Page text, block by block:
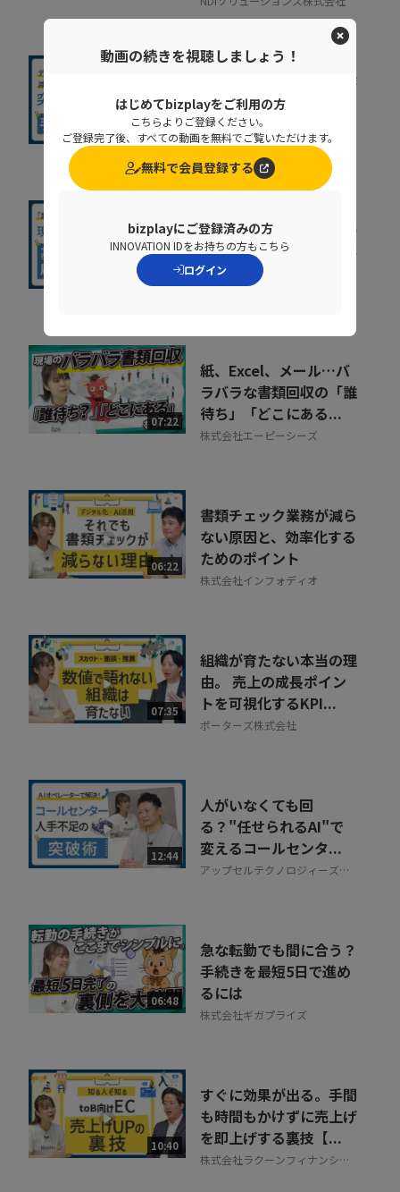
08:36
人事給与システムで手作
業が残る原因とは？デー
タの分断対策、業...
株式会社ニッセイコム
14:29
基幹システムの刷新が進
まない原因とは？要件整
理で手戻りを防ぐポ...
コベルコシステム株式会社
07:22
紙、Excel、メール…バ
ラバラな書類回収の「誰
待ち」「どこにある...
株式会社エーピーシーズ
06:22
書類チェック業務が減ら
ない原因と、効率化する
ためのポイント
株式会社インフォディオ
07:35
組織が育たない本当の理
由。 売上の成長ポイン
トを可視化するKPI...
ポーターズ株式会社
12:44
人がいなくても回
る？"任せられるAI"で
変えるコールセンタ...
アップセルテクノロジィーズ株
06:48
急な転勤でも間に合う？
手続きを最短5日で進め
るには
株式会社ギガプライズ
10:40
すぐに効果が出る。手間
も時間もかけずに売上げ
を即上げする裏技【...
株式会社ラクーンフィナンシャ
動画の続きを視聴しましょう！
はじめてbizplayをご利用の方
こちらよりご登録ください。
ご登録完了後、すべての動画を無料でご覧いただけます。
無料で会員登録する
bizplayにご登録済みの方
INNOVATION IDをお持ちの方もこちら
ログイン